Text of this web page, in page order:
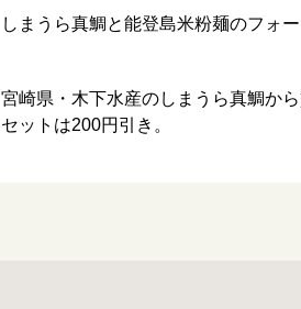
しまうら真鯛と能登島米粉麺のフォー
宮崎県・木下水産のしまうら真鯛か
セットは200円引き。